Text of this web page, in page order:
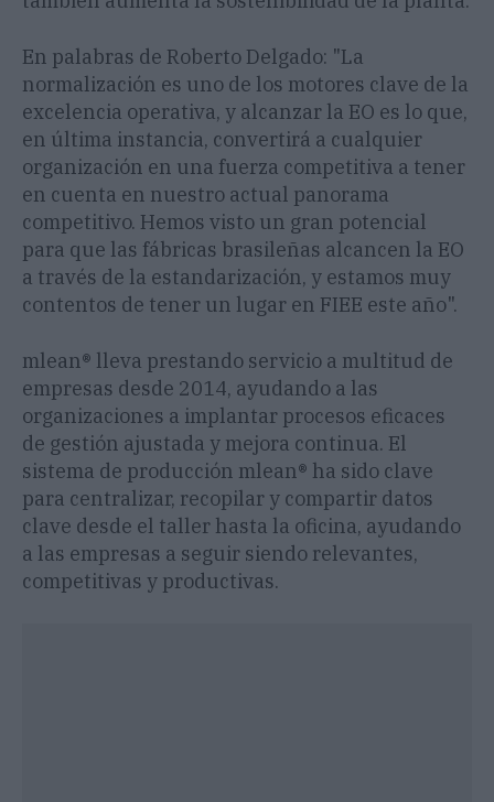
En palabras de Roberto Delgado: "La
normalización es uno de los motores clave de la
excelencia operativa, y alcanzar la EO es lo que,
en última instancia, convertirá a cualquier
organización en una fuerza competitiva a tener
en cuenta en nuestro actual panorama
competitivo. Hemos visto un gran potencial
para que las fábricas brasileñas alcancen la EO
a través de la estandarización, y estamos muy
contentos de tener un lugar en FIEE este año".
mlean® lleva prestando servicio a multitud de
empresas desde 2014, ayudando a las
organizaciones a implantar procesos eficaces
de gestión ajustada y mejora continua. El
sistema de producción mlean® ha sido clave
para centralizar, recopilar y compartir datos
clave desde el taller hasta la oficina, ayudando
a las empresas a seguir siendo relevantes,
competitivas y productivas.